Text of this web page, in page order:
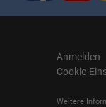
Anmelden
Cookie-
Weitere